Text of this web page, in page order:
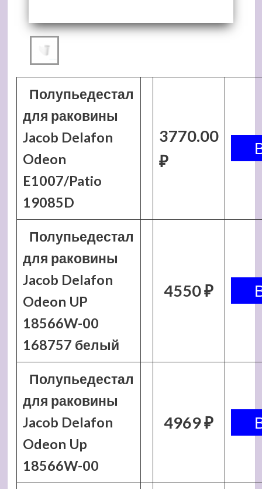
Полупьедестал
для раковины
Jacob Delafon
Odeon
E1007/Patio
19085D
3770.00
₽
Полупьедестал
для раковины
Jacob Delafon
Odeon UP
18566W-00
168757 белый
4550 ₽
Полупьедестал
для раковины
Jacob Delafon
Odeon Up
18566W-00
4969 ₽